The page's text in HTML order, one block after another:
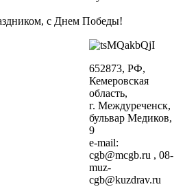
с Днем Победы!
652873, РФ,
Кемеровская
область,
г. Междуреченск,
бульвар Медиков,
9
e-mail:
cgb@mcgb.ru , 08-
muz-
cgb@kuzdrav.ru